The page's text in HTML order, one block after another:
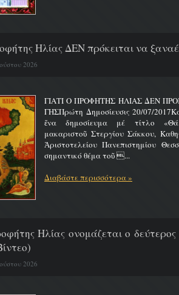
Ηλίας ΔΕΝ πρόκειται να
2026
ΓΙΑΤΙ Ο ΠΡΟΦΗΤΗΣ ΗΛΙΑΣ ΔΕΝ
ΓΗΣΠρώτη Δημοσίευσις 20/07/
ἕνα δημοσίευμα μέ τίτλο
μακαριστοῦ Στεργίου Σάκκου,
Ἀριστοτελείου Πανεπιστημίου
σημαντικό θέμα τοῦ ...
Διαβάστε περισσότερα »
Ηλίας ονομάζεται ο
2026